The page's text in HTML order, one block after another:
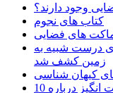
وجود دارند؟
کتاب های نجوم
ماکت های فضایی
ای درست شبیه به
زمین کشف شد
کیهان شناسی
10 واقعیت عجیب و شگفت انگیز درباره